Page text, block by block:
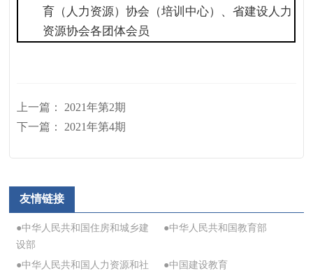
育（人力资源）协会（培训中心）、省建设人力
资源协会各团体会员
上一篇：
2021年第2期
下一篇：
2021年第4期
友情链接
●中华人民共和国住房和城乡建
设部
●中华人民共和国教育部
●中华人民共和国人力资源和社 ●中国建设教育